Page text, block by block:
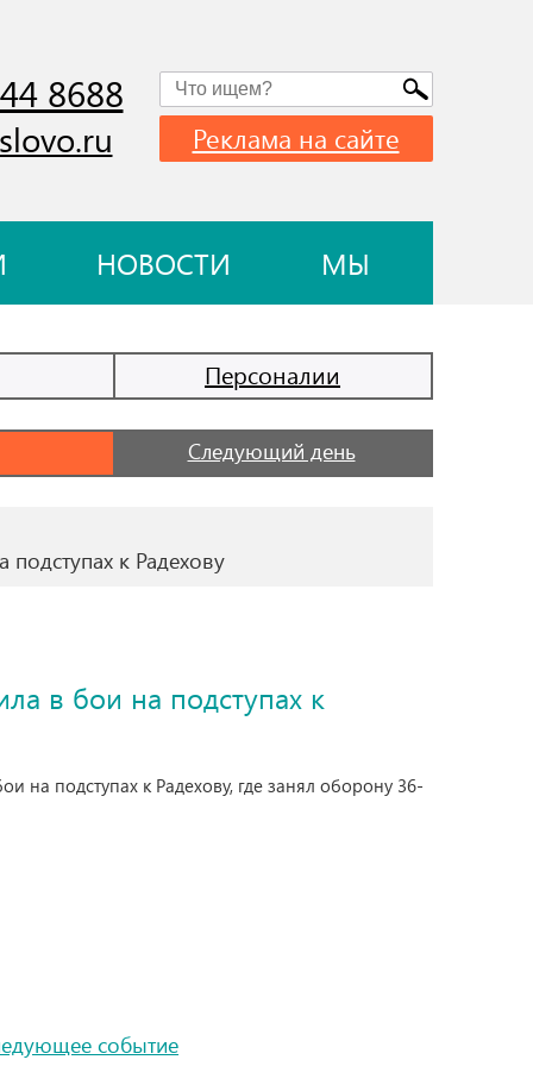
8688
Реклама на сайте
НОВОСТИ МЫ
Персоналии
Следующий день
к Радехову
в бои на подступах к
на подступах к Радехову, где занял оборону 36-
событие